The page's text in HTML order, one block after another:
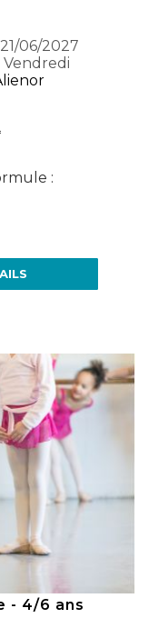
06/2027
Vendredi
:
- 4/6 ans